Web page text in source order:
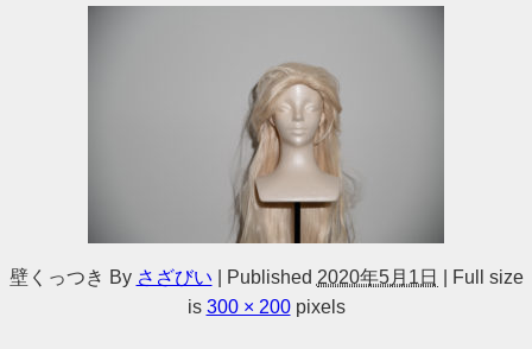
壁くっつき By さざびい Published 2020年5月1日
Full size
is 300 × 200pixels